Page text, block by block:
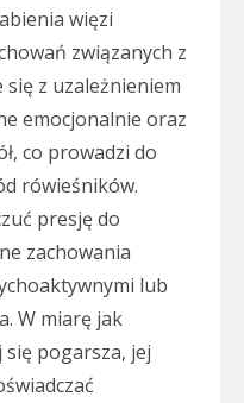
więzi
związanych z
się z uzależnieniem
emocjonalnie oraz
co prowadzi do
rówieśników.
presję do
zachowania
lub
W miarę jak
pogarsza, jej